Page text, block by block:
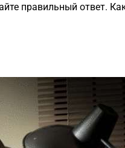
правильный ответ.